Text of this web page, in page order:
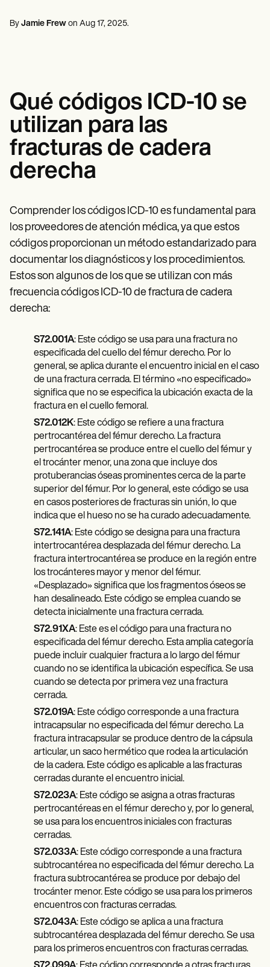
Nutricionistas
Resources
Guías
Comparación
Guías de la app
Plantillas
Códigos ICD
Notas SOAP
Treatment Plan Template
Informed Consent Form
Social Work Treatment Plans
DAR Note Template
Patient Visit Summary Template
Demos
Training Hub
Become a Partner
Why Carepatron?
Get started
Massage therapists
By Jamie Frew on Aug 17, 2025.
Qué códigos ICD-10 se
utilizan para las
fracturas de cadera
derecha
Comprender los códigos ICD-10 es fundamental para
los proveedores de atención médica, ya que estos
códigos proporcionan un método estandarizado para
documentar los diagnósticos y los procedimientos.
Estos son algunos de los que se utilizan con más
frecuencia códigos ICD-10 de fractura de cadera
derecha:
S72.001A: Este código se usa para una fractura no
especificada del cuello del fémur derecho. Por lo
general, se aplica durante el encuentro inicial en el caso
de una fractura cerrada. El término «no especificado»
significa que no se especifica la ubicación exacta de la
fractura en el cuello femoral.
S72.012K: Este código se refiere a una fractura
pertrocantérea del fémur derecho. La fractura
pertrocantérea se produce entre el cuello del fémur y
el trocánter menor, una zona que incluye dos
protuberancias óseas prominentes cerca de la parte
superior del fémur. Por lo general, este código se usa
en casos posteriores de fracturas sin unión, lo que
indica que el hueso no se ha curado adecuadamente.
S72.141A: Este código se designa para una fractura
intertrocantérea desplazada del fémur derecho. La
fractura intertrocantérea se produce en la región entre
los trocánteres mayor y menor del fémur.
«Desplazado» significa que los fragmentos óseos se
han desalineado. Este código se emplea cuando se
detecta inicialmente una fractura cerrada.
S72.91XA: Este es el código para una fractura no
especificada del fémur derecho. Esta amplia categoría
puede incluir cualquier fractura a lo largo del fémur
cuando no se identifica la ubicación específica. Se usa
cuando se detecta por primera vez una fractura
cerrada.
S72.019A: Este código corresponde a una fractura
intracapsular no especificada del fémur derecho. La
fractura intracapsular se produce dentro de la cápsula
articular, un saco hermético que rodea la articulación
de la cadera. Este código es aplicable a las fracturas
cerradas durante el encuentro inicial.
S72.023A: Este código se asigna a otras fracturas
pertrocantéreas en el fémur derecho y, por lo general,
se usa para los encuentros iniciales con fracturas
cerradas.
S72.033A: Este código corresponde a una fractura
subtrocantérea no especificada del fémur derecho. La
fractura subtrocantérea se produce por debajo del
trocánter menor. Este código se usa para los primeros
encuentros con fracturas cerradas.
S72.043A: Este código se aplica a una fractura
subtrocantérea desplazada del fémur derecho. Se usa
para los primeros encuentros con fracturas cerradas.